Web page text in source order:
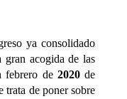
ya consolidado
gran acogida de las
de 2020de
trata de poner sobre